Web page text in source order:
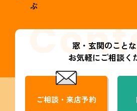
ぶ
窓・玄関のことな
お気軽にご相談く
ご相談・来店予約